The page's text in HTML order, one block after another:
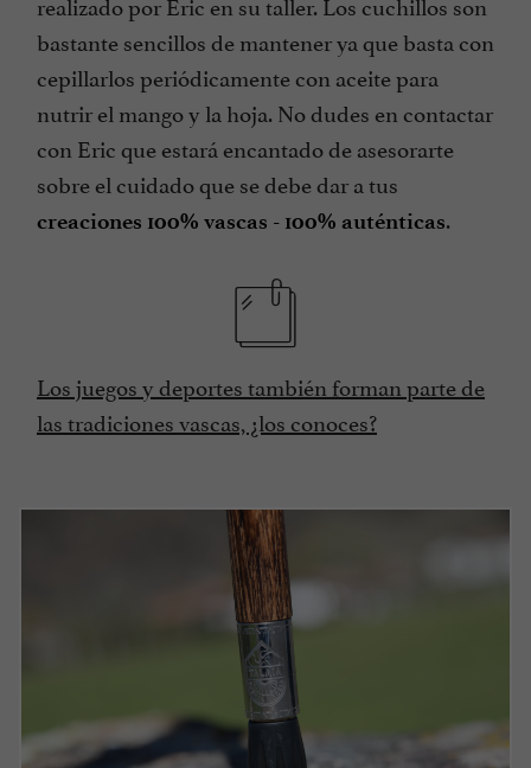
bastante sencillos de mantener ya que basta con
cepillarlos periódicamente con aceite para
nutrir el mango y la hoja. No dudes en contactar
con Eric que estará encantado de asesorarte
sobre el cuidado que se debe dar a tus
creaciones 100% vascas - 100% auténticas.
Los juegos y deportes también forman parte de
las tradiciones vascas, ¿los conoces?